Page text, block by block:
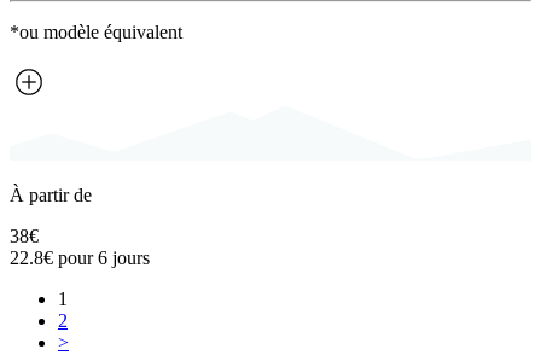
*ou modèle équivalent
À partir de
38€
22.8€ pour 6 jours
1
2
>